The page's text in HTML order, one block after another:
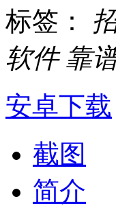
标签：
软件 靠
安卓下载
截图
简介